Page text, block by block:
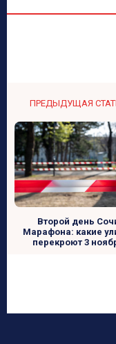
ПРЕДЫДУЩАЯ
Второй день
Марафона: какие
перекроют 3